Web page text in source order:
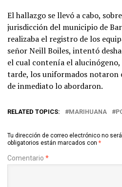
El hallazgo se llevó a cabo,
jurisdicción del municipio de
realizaba el registro de los
señor Neill Boiles, intentó
el cual contenía el alucinógeno,
tarde, los uniformados notaron
de inmediato lo abordaron.
RELATED TOPICS: MARIHUANA
Tu dirección de correo electrónico no
obligatorios están marcados con *
Comentario *